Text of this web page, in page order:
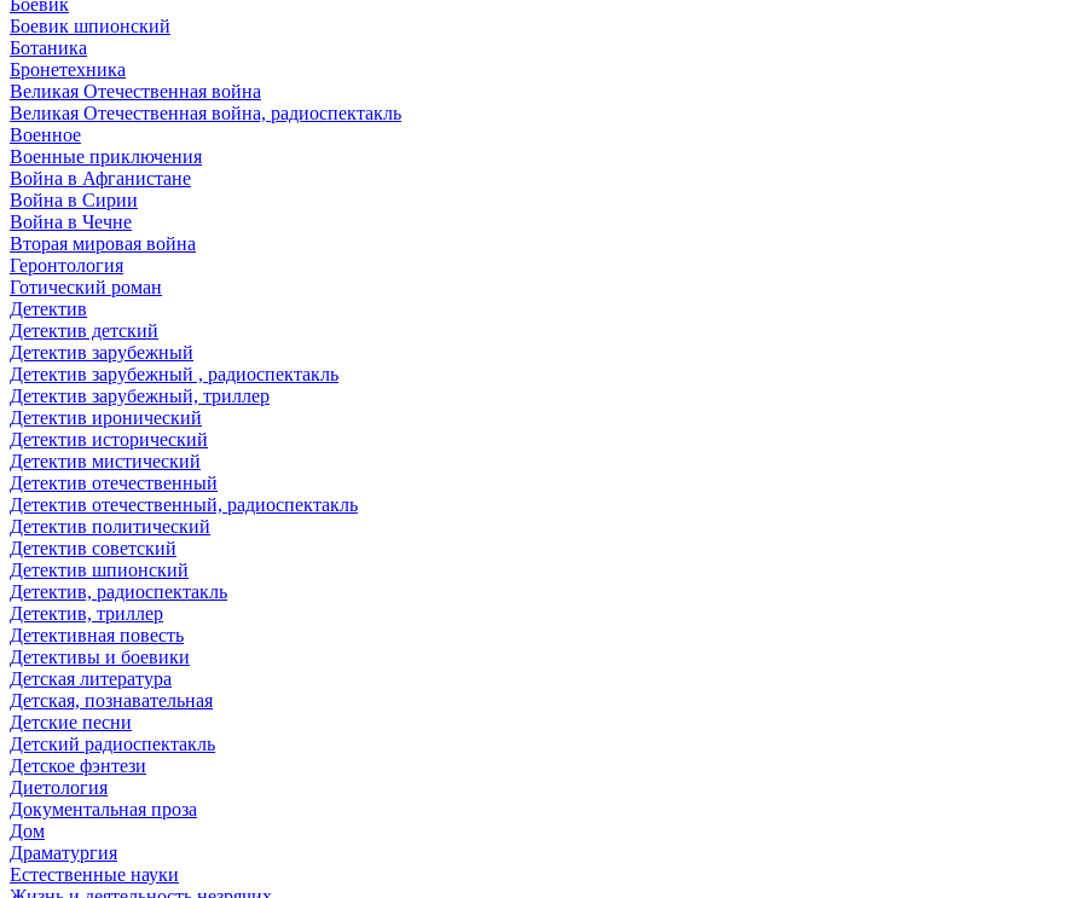
Боевик шпионский
Ботаника
Бронетехника
Великая Отечественная война
Великая Отечественная война, радиоспектакль
Военное
Военные приключения
Война в Афганистане
Война в Сирии
Война в Чечне
Вторая мировая война
Геронтология
Готический роман
Детектив
Детектив детский
Детектив зарубежный
Детектив зарубежный , радиоспектакль
Детектив зарубежный, триллер
Детектив иронический
Детектив исторический
Детектив мистический
Детектив отечественный
Детектив отечественный, радиоспектакль
Детектив политический
Детектив советский
Детектив шпионский
Детектив, радиоспектакль
Детектив, триллер
Детективная повесть
Детективы и боевики
Детская литература
Детская, познавательная
Детские песни
Детский радиоспектакль
Детское фэнтези
Диетология
Документальная проза
Дом
Драматургия
Естественные науки